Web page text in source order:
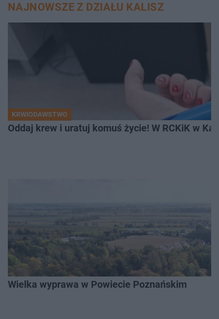
NAJNOWSZE Z DZIAŁU KALISZ
KRWIODAWSTWO
Oddaj krew i uratuj komuś życie! W RCKiK w
Wielka wyprawa w Powiecie Poznańskim